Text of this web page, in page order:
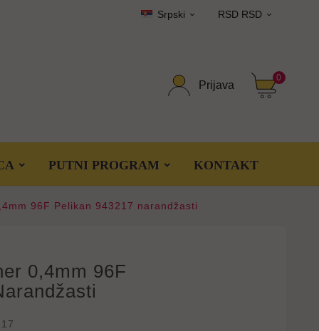
Srpski  RSD RSD 
Prijava
0
PUTNI PROGRAM KONTAKT
96F Pelikan 943217 narandžasti
0,4mm 96F